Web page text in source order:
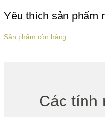
Yêu thích sản phẩm
Sản phẩm còn hàng
Các tính